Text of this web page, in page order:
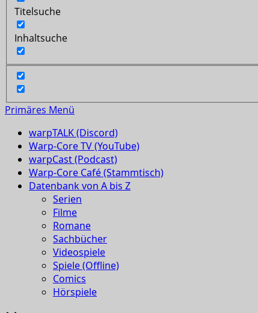
Titelsuche
Inhaltsuche
Primäres Menü
warpTALK (Discord)
Warp-Core TV (YouTube)
warpCast (Podcast)
Warp-Core Café (Stammtisch)
Datenbank von A bis Z
Serien
Filme
Romane
Sachbücher
Videospiele
Spiele (Offline)
Comics
Hörspiele